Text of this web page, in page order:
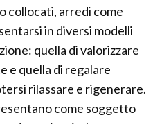
collocati, arredi come
in diversi modelli
quella di valorizzare
e quella di regalare
rilassare e rigenerare.
come soggetto